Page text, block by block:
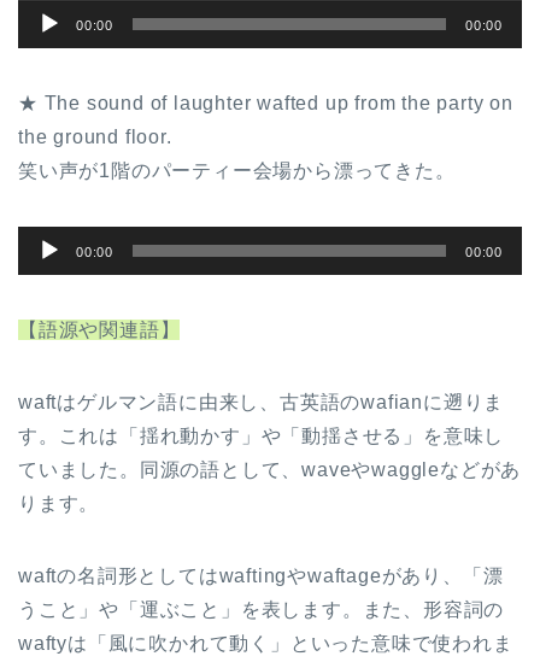
声
レ
ー
ヤ
00:00 00:00
★ The sound of laughter wafted up from the party on
the ground floor.
笑い声が1階のパーティー会場から漂ってきた。
声
レ
ヤ
ー
00:00 00:00
【語源や関連語】
waftはゲルマン語に由来し、古英語のwafianに遡りま
す。これは「揺れ動かす」や「動揺させる」を意味し
ていました。同源の語として、waveやwaggleなどがあ
ります。
waftの名詞形としてはwaftingやwaftageがあり、「漂
うこと」や「運ぶこと」を表します。また、形容詞の
waftyは「風に吹かれて動く」といった意味で使われま